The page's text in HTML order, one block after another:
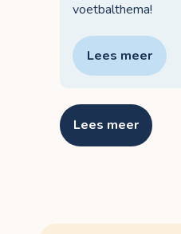
voetbalthema!
Lees meer
Lees meer